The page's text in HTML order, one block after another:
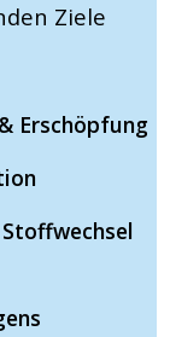
Ziele
Erschöpfung